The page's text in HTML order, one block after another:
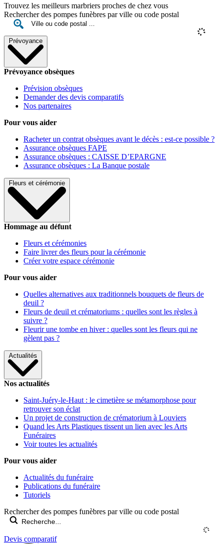
Trouvez les meilleurs marbriers proches de chez vous
Rechercher des pompes funèbres par ville ou code postal
Prévoyance
Prévoyance obsèques
Prévision obsèques
Demander des devis comparatifs
Nos partenaires
Pour vous aider
Racheter un contrat obsèques avant le décès : est-ce possible ?
Assurance obsèques FAPE
Assurance obsèques : CAISSE D’EPARGNE
Assurance obsèques : La Banque postale
Fleurs et cérémonie
Hommage au défunt
Fleurs et cérémonies
Faire livrer des fleurs pour la cérémonie
Créer votre espace cérémonie
Pour vous aider
Quelles alternatives aux traditionnels bouquets de fleurs de
deuil ?
Fleurs de deuil et crématoriums : quelles sont les règles à
suivre ?
Fleurir une tombe en hiver : quelles sont les fleurs qui ne
gèlent pas ?
Actualités
Nos actualités
Saint-Juéry-le-Haut : le cimetière se métamorphose pour
retrouver son éclat
Un projet de construction de crématorium à Louviers
Quand les Arts Plastiques tissent un lien avec les Arts
Funéraires
Voir toutes les actualités
Pour vous aider
Actualités du funéraire
Publications du funéraire
Tutoriels
Rechercher des pompes funèbres par ville ou code postal
Devis comparatif